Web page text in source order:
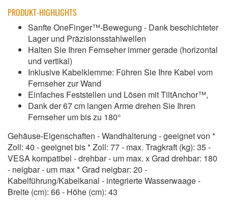
PRODUKT-HIGHLIGHTS
Sanfte OneFinger™-Bewegung - Dank beschichteter
Lager und Präzisionsstahlwellen
Halten Sie Ihren Fernseher immer gerade (horizontal
und vertikal)
Inklusive Kabelklemme: Führen Sie Ihre Kabel vom
Fernseher zur Wand
Einfaches Feststellen und Lösen mit TiltAnchor™,
Dank der 67 cm langen Arme drehen Sie Ihren
Fernseher um bis zu 180°
Gehäuse-Eigenschaften - Wandhalterung - geeignet von *
Zoll: 40 - geeignet bis * Zoll: 77 - max. Tragkraft (kg): 35 -
VESA kompatibel - drehbar - um max. x Grad drehbar: 180
- neigbar - um max * Grad neigbar: 20 -
Kabelführung/Kabelkanal - integrierte Wasserwaage -
Breite (cm): 66 - Höhe (cm): 43